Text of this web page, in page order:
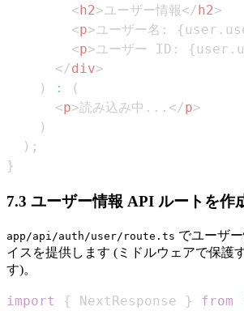
<h2>ユーザー情報</h2>
<p>ユーザー名: {user .
<p>ユーザー ID: {user .
</div>
)
:
(
<p>読み込み中... </p>
)
) ;
}
7.3 ユーザー情報 API ルートを作
app/api/auth/user/route.ts でユーザ
イスを提供します (ミドルウェアで保護
す)。
import { NextResponse } from